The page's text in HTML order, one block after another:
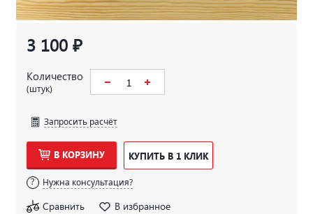
3 100 ₽
Количество
(штук)
Запросить расчёт
В КОРЗИНУ КУПИТЬ В 1 КЛИК
Нужна консультация?
Сравнить В избранное